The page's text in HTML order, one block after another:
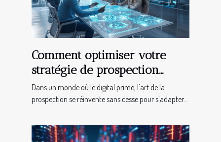
Comment optimiser votre
stratégie de prospection
digitale pour maximiser les
ventes
Dans un monde où le digital prime, l'art de la
prospection se réinvente sans cesse pour s'adapter...